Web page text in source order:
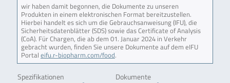
wir haben damit begonnen, die Dokumente zu unseren
Produkten in einem elektronischen Format bereitzustellen.
Hierbei handelt es sich um die Gebrauchsanweisung (IFU), die
Sicherheitsdatenblätter (SDS) sowie das Certificate of Analysis
(CoA). Für Chargen, die ab dem 01. Januar 2024 in Verkehr
gebracht wurden, finden Sie unsere Dokumente auf dem eIFU
Portal eifu.r-biopharm.com/food.
Spezifikationen Dokumente